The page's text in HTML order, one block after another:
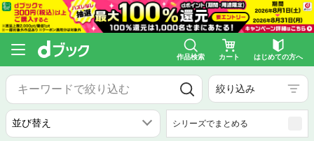
作品検索 カート はじめての方へ
絞り込み
シリーズでまとめる